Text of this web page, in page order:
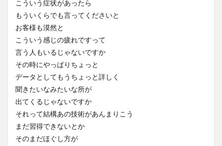
こういう症状があったら
もういくらでも言ってくださいと
お客様も漠然と
こういう感じの疲れですって
言う人もいるじゃないですか
その時にやっぱりちょっと
データとしてもうちょっと詳しく
聞きたいなみたいな所が
出てくるじゃないですか
それって結構あの技術があんまりこう
まだ習得できないとか
そのまだほぐし方が